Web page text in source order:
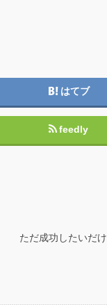
はてブ
feedly
ただ成功したいだけ